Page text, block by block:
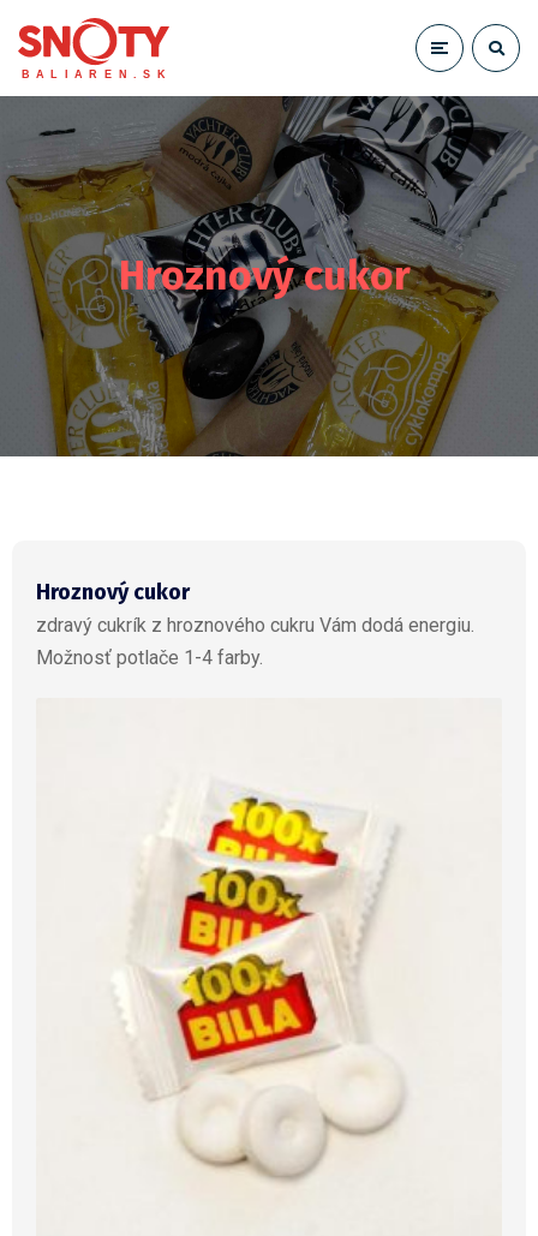
Hroznový cukor
Hroznový cukor
zdravý cukrík z hroznového cukru Vám dodá energiu.
Možnosť potlače 1-4 farby.